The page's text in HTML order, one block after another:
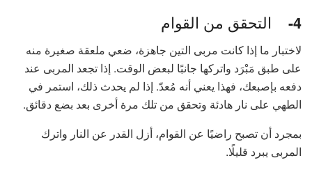
4- التحقق من القوام
لاختبار ما إذا كانت مربى التين جاهزة، ضعي ملعقة صغيرة منه
على طبق مَبْرَد واتركها جانبًا لبعض الوقت. إذا تجعد المربى عند
دفعه بإصبعك، فهذا يعني أنه مُعدّ. إذا لم يحدث ذلك، استمر في
الطهي على نار هادئة وتحقق من تلك مرة أخرى بعد بضع دقائق.
بمجرد أن تصبح راضيًا عن القوام، أزل القدر عن النار واترك
المربى يبرد قليلًا.